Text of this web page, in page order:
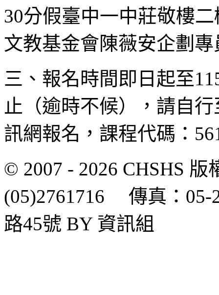
30分假臺中一中莊敬樓
文教基金會陳薇安企劃
三、報名時間即日起至
止（逾時不候），請自
訊網報名，課程代碼：
© 2007 - 2026 CHSHS
(05)2761716 傳真：05-
路45號 BY 資訊組